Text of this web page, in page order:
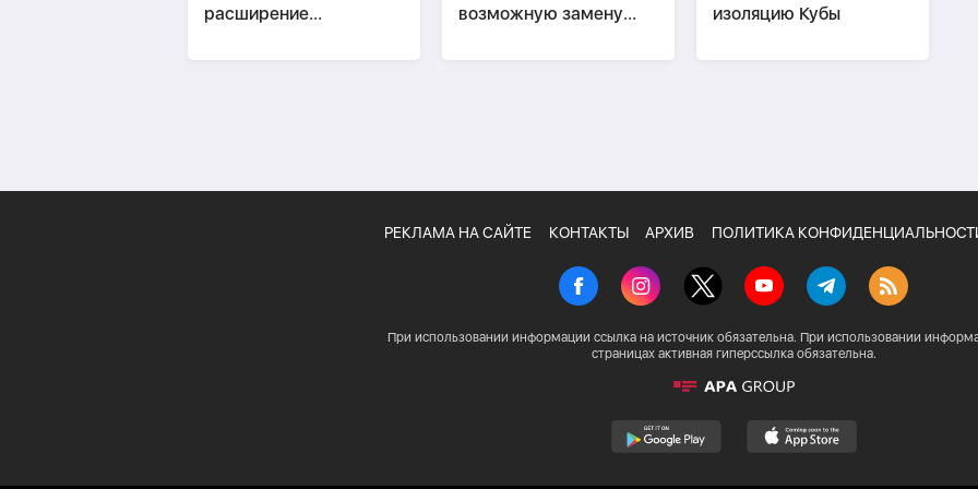
расширение
возможную замену
изоляцию Кубы
РЕКЛАМА НА САЙТЕ КОНТАКТЫ АРХИВ ПОЛИТИКА
При использовании информации ссылка на источник обязательна. При использовании
страницах активная гиперссылка обязательна.